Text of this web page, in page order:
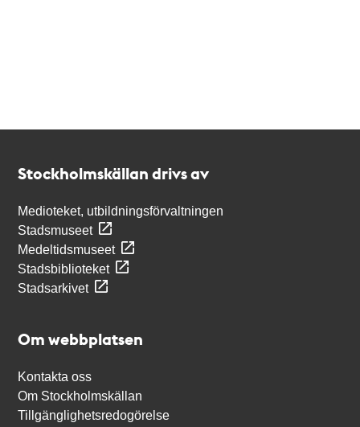
Stockholmskällan drivs av
Medioteket, utbildningsförvaltningen
Stadsmuseet
Medeltidsmuseet
Stadsbiblioteket
Stadsarkivet
Om webbplatsen
Kontakta oss
Om Stockholmskällan
Tillgänglighetsredogörelse